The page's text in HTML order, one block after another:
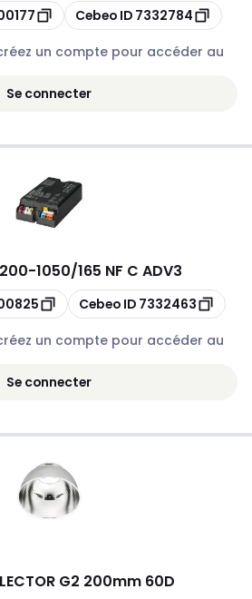
Copier
Cebeo ID 7332784
un compte pour accéder au
Se connecter
1050/165 NF C ADV3
Copier
Cebeo ID 7332463
un compte pour accéder au
Se connecter
G2 200mm 60D